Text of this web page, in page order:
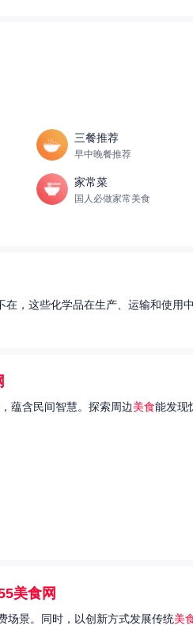
三餐推荐
早中晚餐推荐
家常菜
国人必做家常美食
这些化学品在生产、运输和使用
蕴含民间智慧。探索周边美食能发现
美食网
场景。同时，以创新方式发展传统美